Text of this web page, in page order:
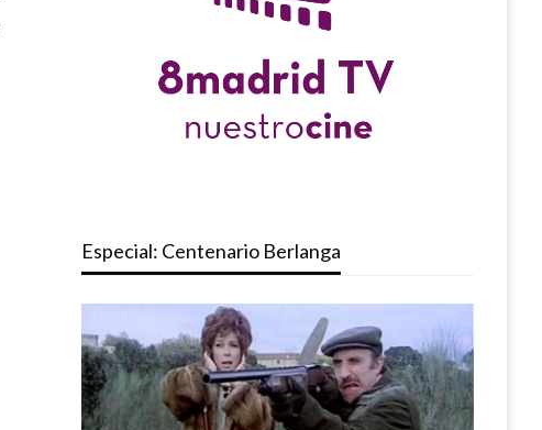
Especial: Centenario Berlanga